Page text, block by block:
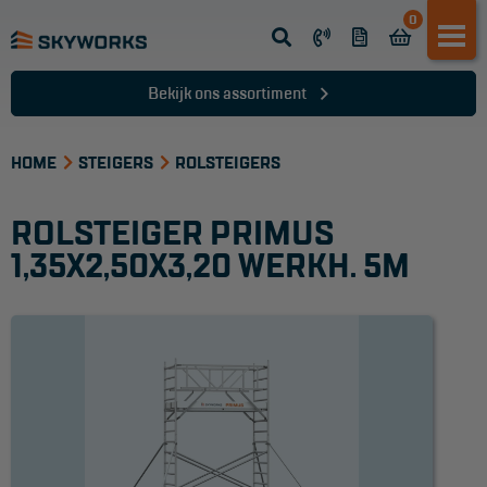
0
Opsteek ladder
Schuifladder
Telescopische ladder
Ladder accessoires
Bekijk ons assortiment
HOME STEIGERS ROLSTEIGERS
ROLSTEIGER PRIMUS
1,35X2,50X3,20 WERKH. 5M